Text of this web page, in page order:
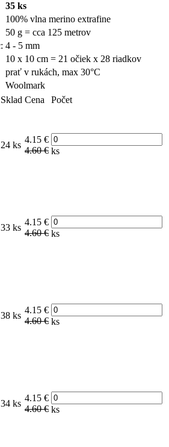
35 ks
100% vlna merino extrafine
50 g = cca 125 metrov
4 - 5 mm
10 x 10 cm = 21 očiek x 28 riadkov
prať v rukách, max 30°C
Woolmark
Sklad Cena
Počet
24 ks
4.15 €
4.60 € ks
33 ks
4.15 €
4.60 € ks
38 ks
4.15 €
4.60 € ks
34 ks
4.15 €
4.60 € ks